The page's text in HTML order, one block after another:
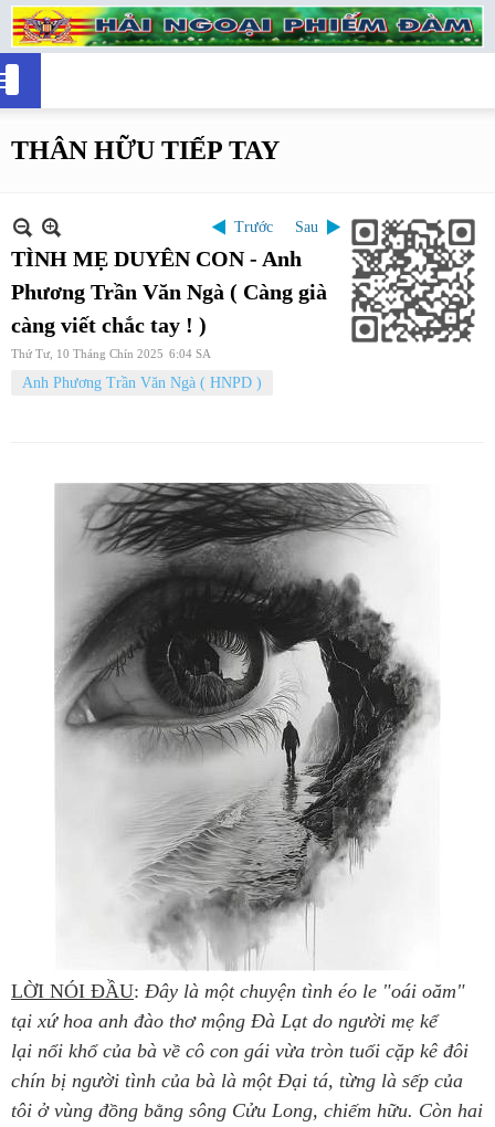
THÂN HỮU TIẾP TAY
Trước Sau
TÌNH MẸ DUYÊN CON - Anh
Phương Trần Văn Ngà ( Càng già
càng viết chắc tay ! )
Thứ Tư, 10 Tháng Chín 2025 6:04 SA
Anh Phương Trần Văn Ngà ( HNPD )
LỜI NÓI ĐẦU: Đây là một chuyện tình éo le "oái oăm"
tại xứ hoa anh đào thơ mộng Đà Lạt do người mẹ kể
lại nổi khổ của bà về cô con gái vừa tròn tuổi cặp kê đôi
chín bị người tình của bà là một Đại tá, từng là sếp của
tôi ở vùng đồng bằng sông Cửu Long, chiếm hữu. Còn hai